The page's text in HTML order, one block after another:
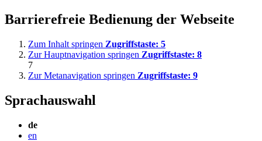
Barrierefreie Bedienung der Webseite
Zum Inhalt springen Zugriffstaste: 5
Zur Hauptnavigation springen Zugriffstaste: 8
7
Zur Metanavigation springen Zugriffstaste: 9
Sprachauswahl
de
en